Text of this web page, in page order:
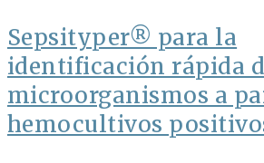
Sepsityper® para la
identificación rápida
microorganismos a
hemocultivos